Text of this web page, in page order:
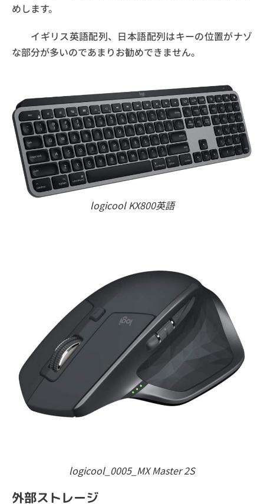
めします。
イギリス英語配列、日本語配列はキーの位置がナゾ
な部分が多いのであまりお勧めできません。
logicool KX800英語
logicool_0005_MX Master 2S
外部ストレージ